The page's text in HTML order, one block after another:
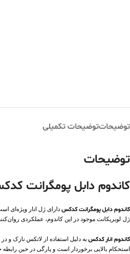
توضیحاتتوضیحات تکمیلی
توضیحات
کاندوم دابل پومگرانت
کاندوم دابل پومگرانت کدکس دارای ژل انار ویژه‌ای
ژل لوبریکانت موجود در این کاندوم، عملکردی
کاندوم انار کدکس به دلیل استفاده از لاتکس نازک و
استحکام بالایی برخوردار است و پارگی در حین